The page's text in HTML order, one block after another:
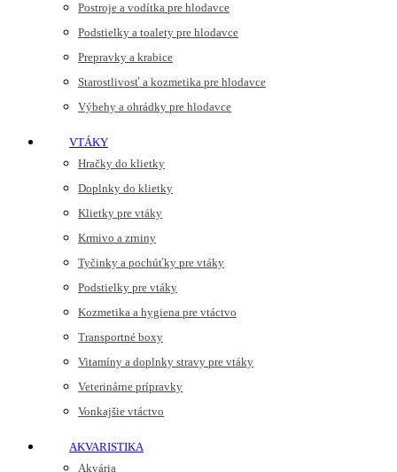
Postroje a vodítka pre hlodavce
Podstielky a toalety pre hlodavce
Prepravky a krabice
Starostlivosť a kozmetika pre hlodavce
Výbehy a ohrádky pre hlodavce
VTÁKY
Hračky do klietky
Doplnky do klietky
Klietky pre vtáky
Krmivo a zrniny
Tyčinky a pochúťky pre vtáky
Podstielky pre vtáky
Kozmetika a hygiena pre vtáctvo
Transportné boxy
Vitamíny a doplnky stravy pre vtáky
Veterinárne prípravky
Vonkajšie vtáctvo
AKVARISTIKA
Akvária